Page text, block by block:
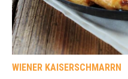
WIENER KAISERSCHMARRN